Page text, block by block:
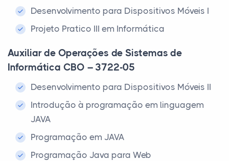
Desenvolvimento para Dispositivos Móveis I
Projeto Pratico III em Informática
Auxiliar de Operações de Sistemas de
Informática CBO – 3722-05
Desenvolvimento para Dispositivos Móveis II
Introdução à programação em linguagem
JAVA
Programação em JAVA
Programação Java para Web